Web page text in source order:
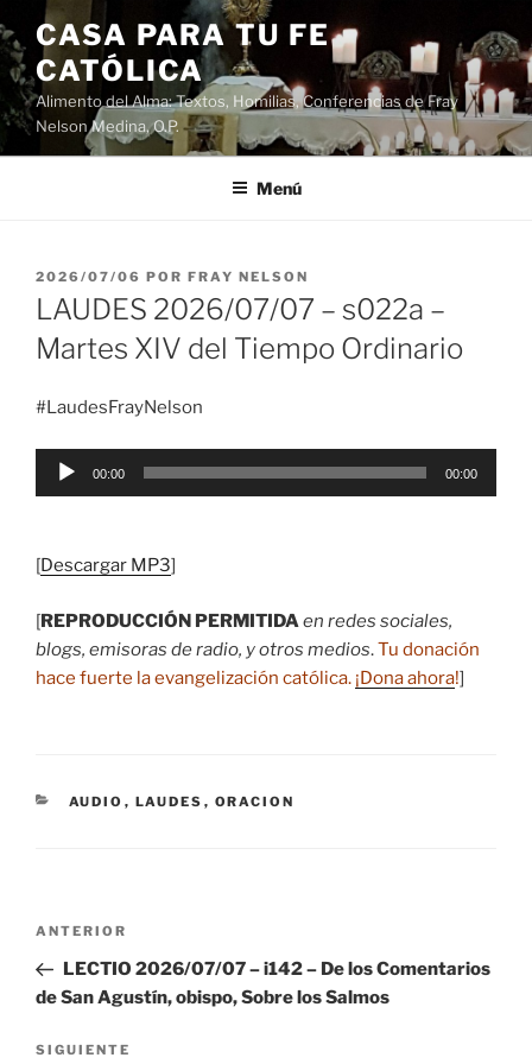
Saltar
al
contenido
CASA PARA TU FE
CATÓLICA
Alimento del Alma: Textos, Homilias, Conferencias de Fray
Nelson Medina, O.P.
Menú
PUBLICADO
EL
2026/07/06 POR FRAY NELSON
LAUDES 2026/07/07 – s022a –
Martes XIV del Tiempo Ordinario
#LaudesFrayNelson
Reproductor
00:00 00:00
[Descargar MP3]
[REPRODUCCIÓN PERMITIDAen redes sociales,
blogs, emisoras de radio, y otros medios.Tu donación
hace fuerte la evangelización católica. ¡Dona ahora!]
CATEGORÍAS
AUDIO , LAUDES , ORACION
Navegación
entradas
Entrada
anterior:
ANTERIOR
LECTIO 2026/07/07 – i142 – De los Comentarios
de San Agustín, obispo, Sobre los Salmos
Siguiente
SIGUIENTE